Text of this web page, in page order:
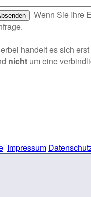
Wenn Sie Ihre
handelt es sich
nicht um eine
Impressum